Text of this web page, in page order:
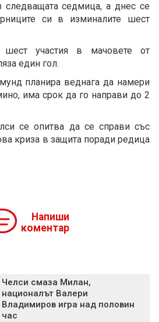
следващата седмица, а днес се
си в изминалите шест
шест участия в мачовете от
един гол.
планира веднага да намери
има срок да го направи до 2
се опитва да се справи със
криза в защита поради редица
Напиши
коментар
Челси смаза Милан,
националът Валери
Владимиров игра над половин
час